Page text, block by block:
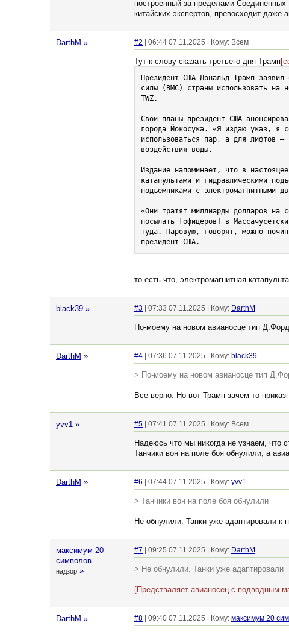
построенный за пределами Соединенных
китайских экспертов, превосходит даже
DarthM » #2 | 06:44 07.11.2025 | Кому: Всем
Тут к слову сказать третьего дня Трамп
Президент США Дональд Трамп
силы (ВМС) страны использовать на
TWZ.
Свои планы президент США
города Йокосука. «Я издаю указ, я
использоваться пар, а для лифтов —
воздействия воды.
Издание напоминает, что в
катапультами и гидравлическими
подъемниками с электромагнитными
«Они тратят миллиарды долларов на
посылать [офицеров] в
туда. Паровую, говорят, можно
президент США.
то есть что, электромагнитная
black39 » #3 | 07:33 07.11.2025 | Кому: DarthM
По-моему на новом авианосце тип
DarthM » #4 | 07:36 07.11.2025 | Кому: black39
> По-моему на новом авианосце тип
Все верно. Но вот Трамп зачем то
yvv1 » #5 | 07:41 07.11.2025 | Кому: Всем
Надеюсь что мы никогда не узнаем, что
Танчики вон на поле боя обнулили, а
DarthM » #6 | 07:44 07.11.2025 | Кому: yvv1
> Танчики вон на поле боя обнулили
Не обнулили. Танки уже адаптировали
максимум 20
символов
надзор »
#7 | 09:25 07.11.2025 | Кому: DarthM
> Не обнулили. Танки уже адаптировали
[Предстваляет авианосец с подводным
DarthM » #8 | 09:40 07.11.2025 | Кому: максимум 20